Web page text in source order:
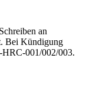
an
Bei Kündigung
001/002/003.